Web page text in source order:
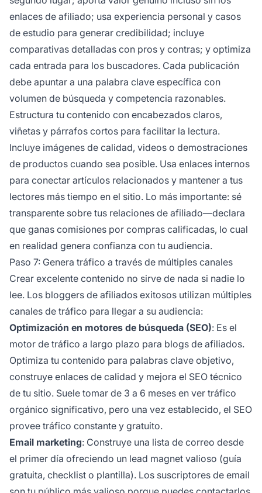
enlaces de afiliado; usa experiencia personal y casos
de estudio para generar credibilidad; incluye
comparativas detalladas con pros y contras; y optimiza
cada entrada para los buscadores. Cada publicación
debe apuntar a una palabra clave específica con
volumen de búsqueda y competencia razonables.
Estructura tu contenido con encabezados claros,
viñetas y párrafos cortos para facilitar la lectura.
Incluye imágenes de calidad, videos o demostraciones
de productos cuando sea posible. Usa enlaces internos
para conectar artículos relacionados y mantener a tus
lectores más tiempo en el sitio. Lo más importante: sé
transparente sobre tus relaciones de afiliado—declara
que ganas comisiones por compras calificadas, lo cual
en realidad genera confianza con tu audiencia.
Paso 7: Genera tráfico a través de múltiples canales
Crear excelente contenido no sirve de nada si nadie lo
lee. Los bloggers de afiliados exitosos utilizan múltiples
canales de tráfico para llegar a su audiencia:
Optimización en motores de búsqueda (SEO): Es el
motor de tráfico a largo plazo para blogs de afiliados.
Optimiza tu contenido para palabras clave objetivo,
construye enlaces de calidad y mejora el SEO técnico
de tu sitio. Suele tomar de 3 a 6 meses en ver tráfico
orgánico significativo, pero una vez establecido, el SEO
provee tráfico constante y gratuito.
Email marketing: Construye una lista de correo desde
el primer día ofreciendo un lead magnet valioso (guía
gratuita, checklist o plantilla). Los suscriptores de email